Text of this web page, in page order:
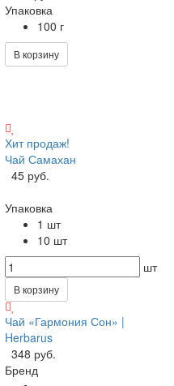
Упаковка
100 г
В корзину
Хит продаж!
Чай Самахан
45 руб.
Упаковка
1 шт
10 шт
шт
В корзину
Чай «Гармония Сон» |
Herbarus
348 руб.
Бренд